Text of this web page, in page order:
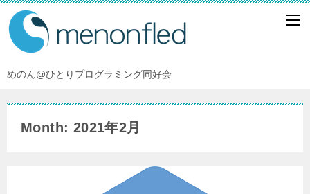
めのん@ひとりプログラミング同好会
Month: 2021年2月